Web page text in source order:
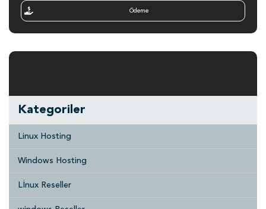
Ödeme
Kategoriler
Linux Hosting
Windows Hosting
Lİnux Reseller